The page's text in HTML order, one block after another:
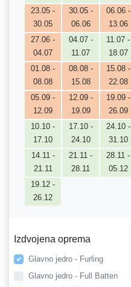
23.05 -
30.05
30.05 -
06.06
06.06 -
13.06
27.06 -
04.07
04.07 -
11.07
11.07 -
18.07
01.08 -
08.08
08.08 -
15.08
15.08 -
22.08
05.09 -
12.09
12.09 -
19.09
19.09 -
26.09
10.10 -
17.10
17.10 -
24.10
24.10 -
31.10
14.11 -
21.11
21.11 -
28.11
28.11 -
05.12
19.12 -
26.12
Izdvojena oprema
Glavno jedro - Furling
Glavno jedro - Full Batten